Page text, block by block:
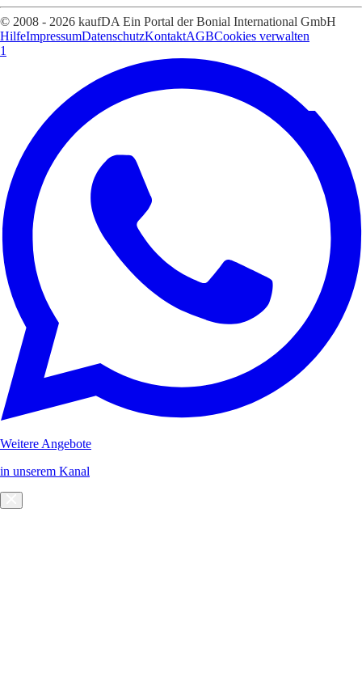
© 2008 - 2026 kaufDA Ein Portal der Bonial International GmbH
HilfeImpressumDatenschutzKontaktAGBCookies verwalten
1
Weitere Angebote
in unserem Kanal